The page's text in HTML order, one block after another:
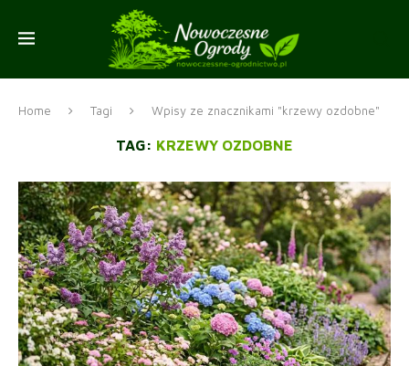
Home Tagi Wpisy ze znacznikami "krzewy ozdobne"
TAG: KRZEWY OZDOBNE